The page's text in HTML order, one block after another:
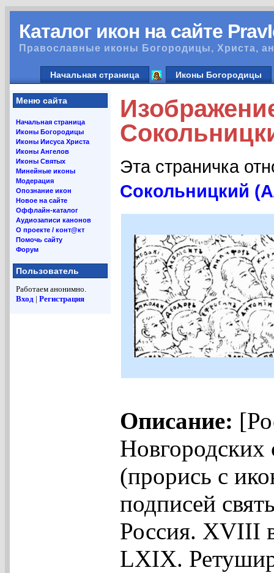
Каталог икон на сайте
Православные иконы Богородицы, Христа,
Начальная страница Иконы Богородицы
Меню сайта
Начальная страница
Иконы Богородицы
Иконы Иисуса Христа
Иконы Ангелов
Иконы Святых
Минейные иконы
Модерация
Опознание икон
Новое на сайте
Оффлайн-каталог
Аудиозаписи канонов
О проекте / конт@кт
Помочь сайту
Форум
Пользователь
Работаем анонимно.
Вход | Регистрация
Эта страничка
Сокольницкий
Описание:
Новгородских
(прорись с
подписей
Россия. XVIII
LXIX.